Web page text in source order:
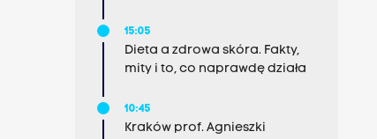
15:05
Dieta a zdrowa skóra. Fakty,
mity i to, co naprawdę działa
10:45
Kraków prof. Agnieszki